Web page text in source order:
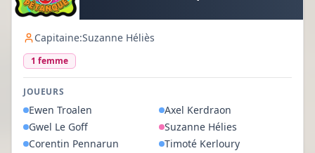
Capitaine:Suzanne Héliès
1 femme
JOUEURS
Ewen Troalen Axel Kerdraon
Gwel Le Goff Suzanne Hélies
Corentin Pennarun Timoté Kerloury